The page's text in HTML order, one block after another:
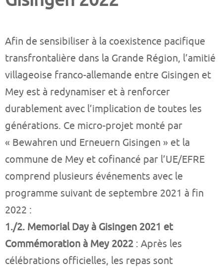
Afin de sensibiliser à la coexistence pacifique
transfrontalière dans la Grande Région, l’amitié
villageoise franco-allemande entre Gisingen et
Mey est à redynamiser et à renforcer
durablement avec l’implication de toutes les
générations. Ce micro-projet monté par
« Bewahren und Erneuern Gisingen » et la
commune de Mey et cofinancé par l’UE/EFRE
comprend plusieurs événements avec le
programme suivant de septembre 2021 à fin
2022 :
1./2. Memorial Day à Gisingen 2021 et
Commémoration à Mey 2022 : Après les
célébrations officielles, les repas sont